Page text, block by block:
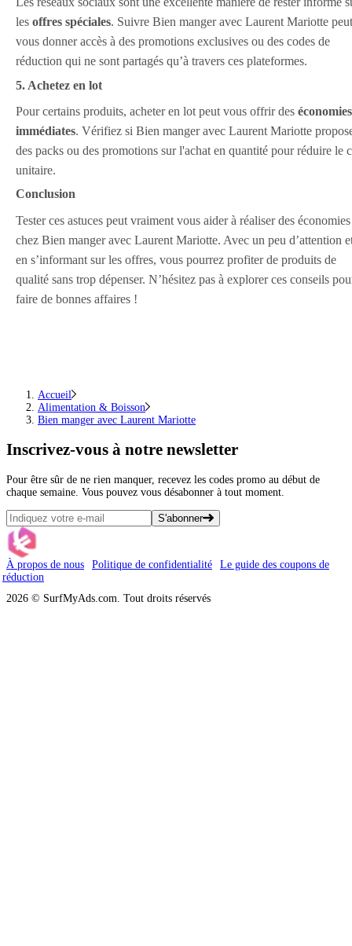
les offres spéciales. Suivre Bien manger avec Laurent Mariotte peut
vous donner accès à des promotions exclusives ou des codes de
réduction qui ne sont partagés qu’à travers ces plateformes.
5. Achetez en lot
Pour certains produits, acheter en lot peut vous offrir des économies
immédiates. Vérifiez si Bien manger avec Laurent Mariotte
des packs ou des promotions sur l'achat en quantité pour réduire le
unitaire.
Conclusion
Tester ces astuces peut vraiment vous aider à réaliser des économies
chez Bien manger avec Laurent Mariotte. Avec un peu d’attention
en s’informant sur les offres, vous pourrez profiter de produits de
qualité sans trop dépenser. N’hésitez pas à explorer ces conseils
faire de bonnes affaires !
Accueil
Alimentation & Boisson
Bien manger avec Laurent Mariotte
Inscrivez-vous à notre newsletter
Pour être sûr de ne rien manquer, recevez les codes promo au début de
chaque semaine. Vous pouvez vous désabonner à tout moment.
S'abonner
À propos de nous Politique de confidentialité
Le guide des coupons de
réduction
2026 © SurfMyAds.com. Tout droits réservés